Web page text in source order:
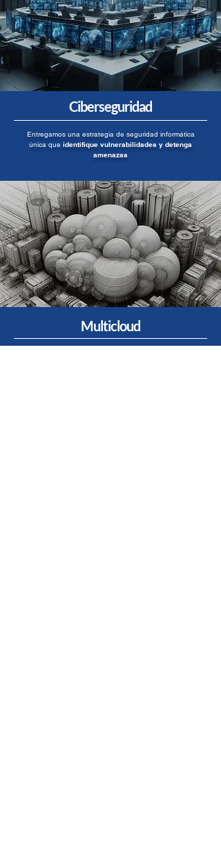
Ciberseguridad
Entregamos una estrategia de seguridad informática
única que identifique vulnerabilidades y detenga
amenazas
Multicloud